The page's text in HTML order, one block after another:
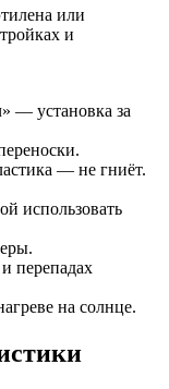
или
и
— установка за
— не гниёт.
использовать
перепадах
на солнце.